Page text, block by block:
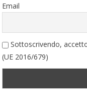
Email
Sottoscrivendo,
(UE 2016/679)